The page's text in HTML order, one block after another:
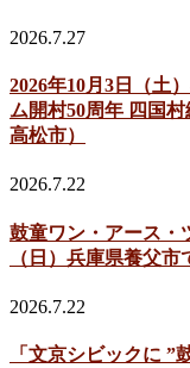
2026.7.27
2026年10月3日（土
ム開村50周年 四国
高松市）
2026.7.22
鼓童ワン・アース・
（日）兵庫県養父市
2026.7.22
「文京シビックに ”